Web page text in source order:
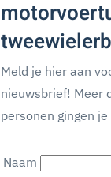
Meld je hier aan
nieuwsbrief! Meer
personen gingen
Naam